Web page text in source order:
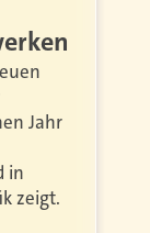
Jahr
in
zeigt.